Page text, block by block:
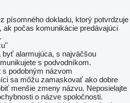
písomného dokladu, ktorý potvrdzuje
ak počas komunikácie predávajúci
alarmujúca, s najväčšou
s podvodníkom.
s podobným názvom
sa môžu zamaskovať ako dobre
menšie zmeny názvu. Neposielajte
o názve spoločnosti.